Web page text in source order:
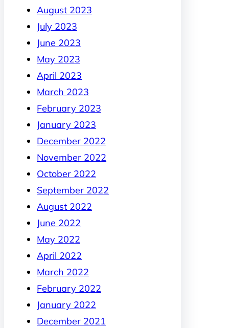
August 2023
July 2023
June 2023
May 2023
April 2023
March 2023
February 2023
January 2023
December 2022
November 2022
October 2022
September 2022
August 2022
June 2022
May 2022
April 2022
March 2022
February 2022
January 2022
December 2021